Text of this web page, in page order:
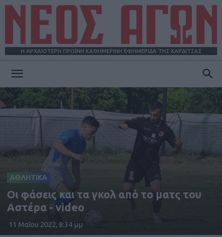
Η ΑΡΧΑΙΟΤΕΡΗ ΠΡΩΪΝΗ ΚΑΘΗΜΕΡΙΝΗ ΕΦΗΜΕΡΙΔΑ ΤΗΣ ΚΑΡΔΙΤΣΑΣ
ΑΓΩΝ
ΑΘΛΗΤΙΚΑ
Οι φάσεις και τα γκολ από το ματς του
Αστέρα - video
11 Μαΐου 2022, 8:34 μμ